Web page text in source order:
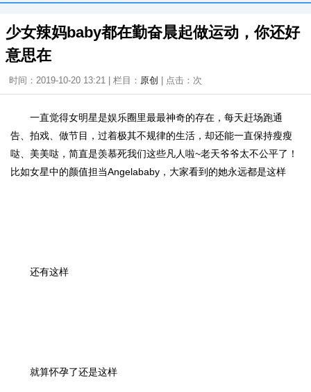
少女辣妈baby都在勤奋晨起做运动，你还好
意思在
时间：2019-10-20 13:21 | 栏目： 原创 | 点击： 次
一直觉得女明星是娱乐圈里最最神奇的存在，每天赶场跑通
告、拍戏、做节目，过着极其不规律的生活，却还能一直保持瘦瘦
哒、美美哒，简直是羡慕死我们这些凡人啦~老天爷爷太不公平了！
比如女星中的颜值担当Angelababy，大家看到的她永远都是这样
还有这样
就算怀孕了还是这样